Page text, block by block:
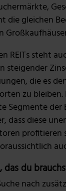
die gleichen
REITs steht
steigender
die es
zu
Segmente
dass diese
profitieren
das du
nach